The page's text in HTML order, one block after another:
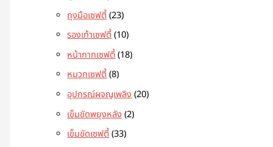
ถุงมือเซฟตี้ 23
รองเท้าเซฟตี้ 10
หน้ากากเซฟตี้ 18
หมวกเซฟตี้ 8
อุปกรณ์ผจญเพลิง 20
เข็มขัดพยุงหลัง 2
เข็มขัดเซฟตี้ 33